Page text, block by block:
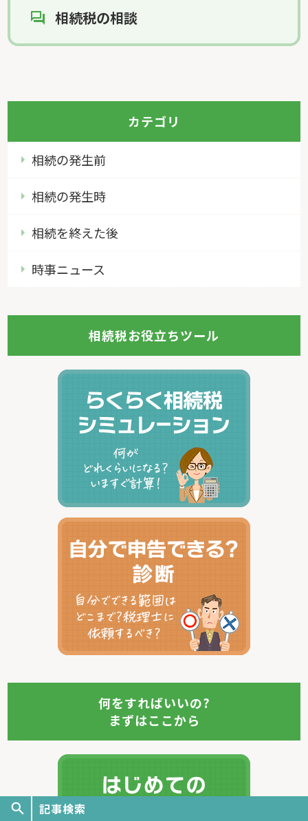
相続税の相談
カテゴリ
時事ニュース
相続の発生前
相続の発生時
相続を終えた後
相続税お役立ちツール
何をすればいいの?
まずはここから